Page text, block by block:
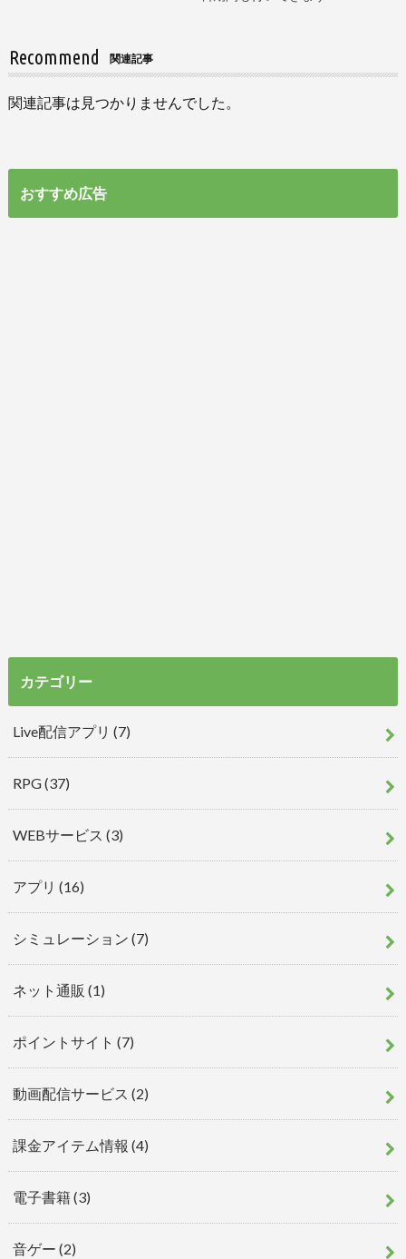
Recommend 関連記事
関連記事は見つかりませんでした。
おすすめ広告
カテゴリー
Live配信アプリ (7)
RPG(37)
WEBサービス (3)
アプリ (16)
シミュレーション (7)
ネット通販 (1)
ポイントサイト (7)
動画配信サービス (2)
課金アイテム情報 (4)
電子書籍(3)
音ゲー (2)